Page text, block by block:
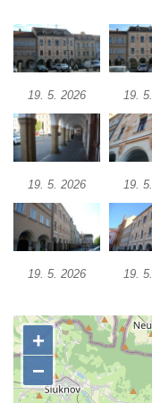
Dům čp. 31 ve
Dům čp. 121 ve
Dům čp. 155 ve
Dům čp. 33 –
Bývalá fara ve
Dům ev.č. 26 ve
Dům čp. 68 ve
Dům čp. 67 ve
Torzo domu čp. 6
Ludwig Breitfeld,
Pivovar Chalupník
Spořitelna v
19. 5. 2026 19.
19. 5. 2026 19.
19. 5. 2026 19.